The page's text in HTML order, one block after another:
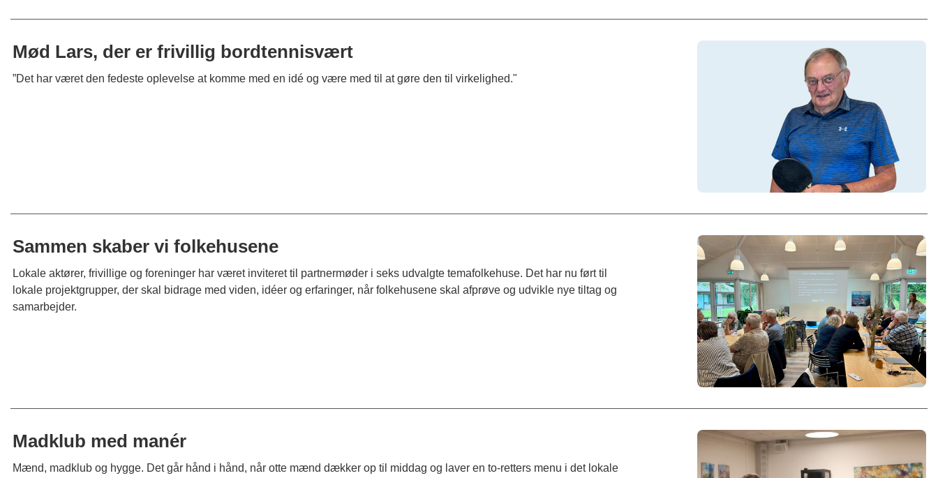
Mød Lars, der er frivillig bordtennisvært
”Det har været den fedeste oplevelse at komme med en idé og være med til at gøre den til virkelighed."
Sammen skaber vi folkehusene
Lokale aktører, frivillige og foreninger har været inviteret til partnermøder i seks udvalgte temafolkehuse. Det har nu ført til
lokale projektgrupper, der skal bidrage med viden, idéer og erfaringer, når folkehusene skal afprøve og udvikle nye tiltag og
samarbejder.
Madklub med manér
Mænd, madklub og hygge. Det går hånd i hånd, når otte mænd dækker op til middag og laver en to-retters menu i det lokale